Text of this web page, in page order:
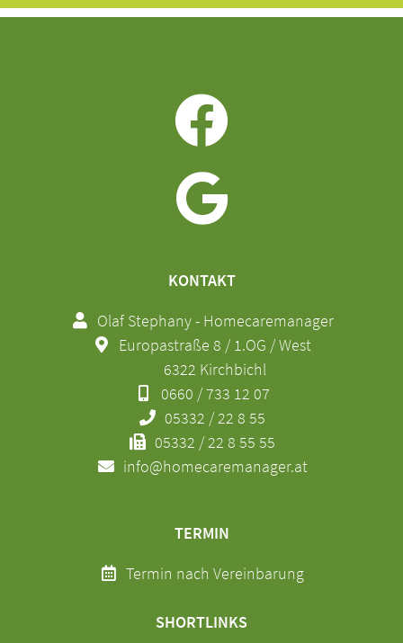
KONTAKT
Olaf Stephany - Homecaremanager
Europastraße 8 / 1.OG / West
6322 Kirchbichl
0660 / 733 12 07
05332 / 22 8 55
05332 / 22 8 55 55
info@homecaremanager.at
TERMIN
Termin nach Vereinbarung
SHORTLINKS